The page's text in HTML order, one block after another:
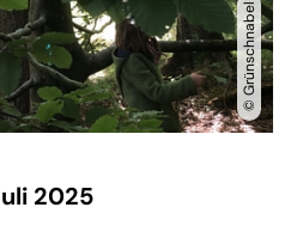
© Grünschnabel
2025